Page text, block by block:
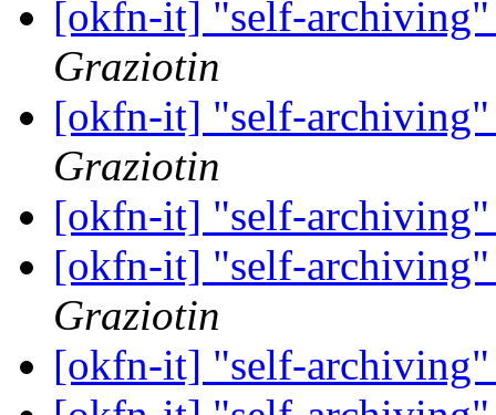
[okfn-it] "self-
Graziotin
[okfn-it] "self-
Graziotin
[okfn-it] "self-
[okfn-it] "self-
Graziotin
[okfn-it] "self-